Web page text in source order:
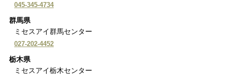
045-345-4734
群馬県
ミセスアイ群馬センター
027-202-4452
栃木県
ミセスアイ栃木センター